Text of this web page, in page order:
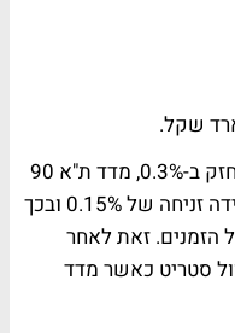
אתמול בתל אביב מדד המעו"ף התחזק ב-0.3%, מדד ת"א 90
הוסיף 0.6% ומדד הבנקים סגר בירידה זניחה של 0.15% ובכך
כל הזמנים. זאת לאחר
סטריט כאשר מדד